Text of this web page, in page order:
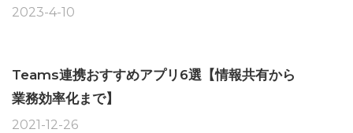
2023-4-10
Teams連携おすすめアプリ6選【情報共有から
業務効率化まで】
2021-12-26